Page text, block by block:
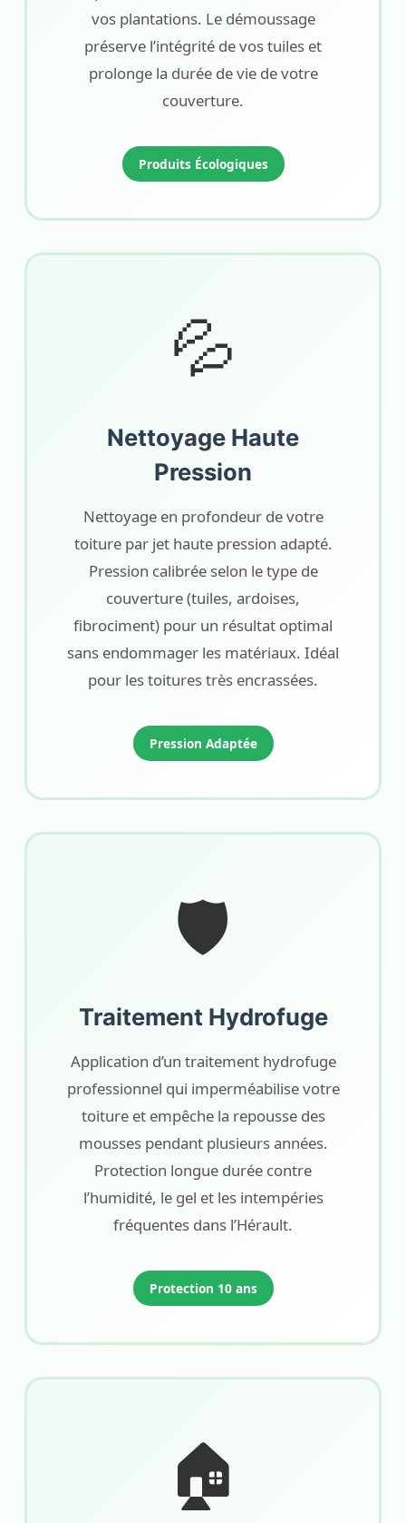
vos plantations. Le démoussage
préserve l’intégrité de vos tuiles et
prolonge la durée de vie de votre
couverture.
Produits Écologiques
💦
Nettoyage Haute
Pression
Nettoyage en profondeur de votre
toiture par jet haute pression adapté.
Pression calibrée selon le type de
couverture (tuiles, ardoises,
fibrociment) pour un résultat optimal
sans endommager les matériaux. Idéal
pour les toitures très encrassées.
Pression Adaptée
🛡️
Traitement Hydrofuge
Application d’un traitement hydrofuge
professionnel qui imperméabilise votre
toiture et empêche la repousse des
mousses pendant plusieurs années.
Protection longue durée contre
l’humidité, le gel et les intempéries
fréquentes dans l’Hérault.
Protection 10 ans
🏠